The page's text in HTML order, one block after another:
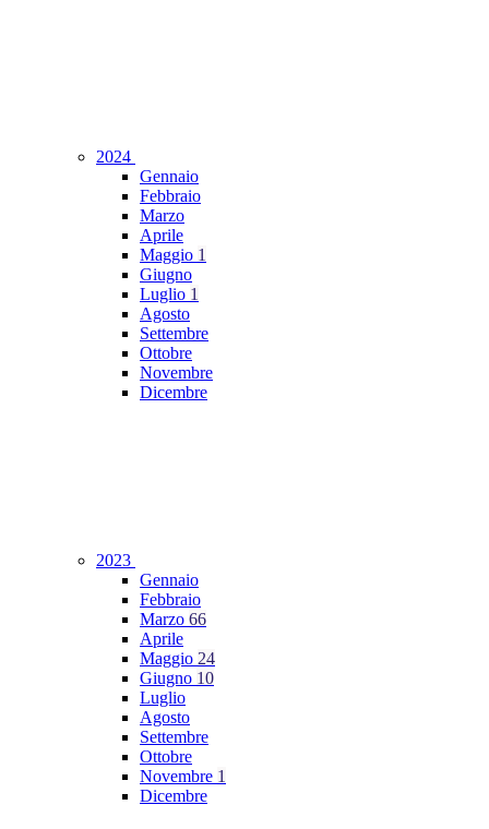
2024
Gennaio
Febbraio
Marzo
Aprile
Maggio 1
Giugno
Luglio 1
Agosto
Settembre
Ottobre
Novembre
Dicembre
2023
Gennaio
Febbraio
Marzo 66
Aprile
Maggio 24
Giugno 10
Luglio
Agosto
Settembre
Ottobre
Novembre 1
Dicembre